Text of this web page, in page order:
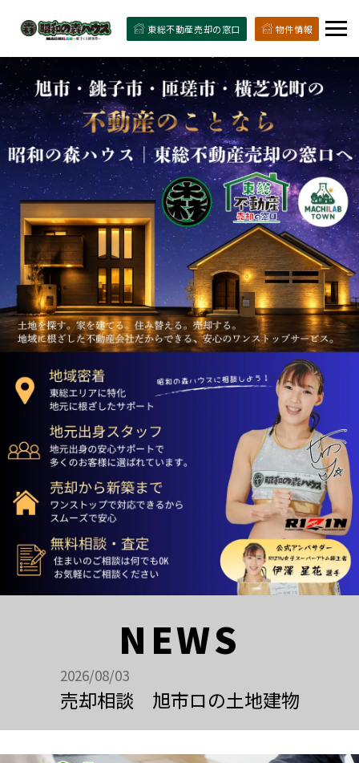
物件情報
東総不動産売却の窓口
NEWS
2026/08/03
売却相談 旭市ロの土地建物